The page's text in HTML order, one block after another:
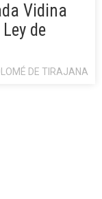
Vidina
de
DE TIRAJANA